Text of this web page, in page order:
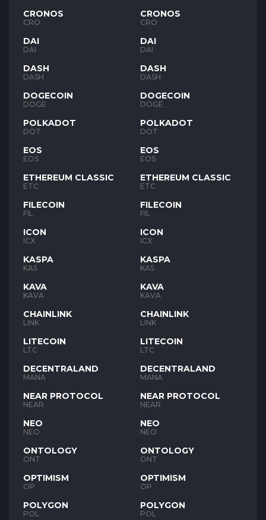
CRONOS
CRO
DAI
DAI
DASH
DASH
DOGECOIN
DOGE
POLKADOT
DOT
EOS
EOS
ETHEREUM CLASSIC
ETC
FILECOIN
FIL
ICON
ICX
KASPA
KAS
KAVA
KAVA
CHAINLINK
LINK
LITECOIN
LTC
DECENTRALAND
MANA
NEAR PROTOCOL
NEAR
NEO
NEO
ONTOLOGY
ONT
OPTIMISM
OP
POLYGON
POL
CRONOS
CRO
DAI
DAI
DASH
DASH
DOGECOIN
DOGE
POLKADOT
DOT
EOS
EOS
ETHEREUM CLASSIC
ETC
FILECOIN
FIL
ICON
ICX
KASPA
KAS
KAVA
KAVA
CHAINLINK
LINK
LITECOIN
LTC
DECENTRALAND
MANA
NEAR PROTOCOL
NEAR
NEO
NEO
ONTOLOGY
ONT
OPTIMISM
OP
POLYGON
POL